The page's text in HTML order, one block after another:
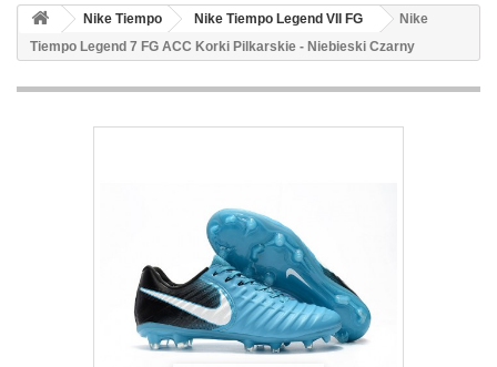
Nike Tiempo Nike Tiempo Legend VII FG
Nike
Tiempo Legend 7 FG ACC Korki Pilkarskie - Niebieski Czarny